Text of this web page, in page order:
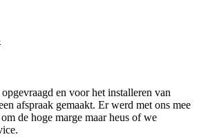
en voor het installeren van
afspraak gemaakt. Er werd met ons mee
de hoge marge maar heus of we